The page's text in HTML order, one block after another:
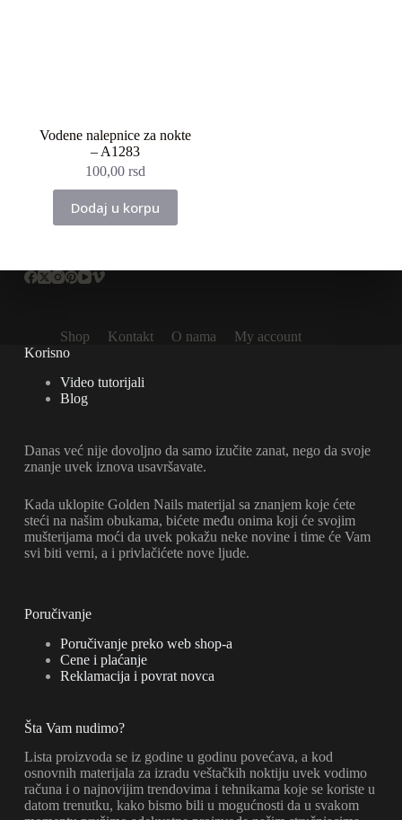
Vodene nalepnice za nokte
– A1283
100,00rsd
Dodaj u korpu
Shop Kontakt O nama
My account
Korisno
Video tutorijali
Blog
Danas već nije dovoljno da samo izučite zanat, nego da svoje
znanje uvek iznova usavršavate.
Kada uklopite Golden Nails materijal sa znanjem koje ćete
steći na našim obukama, bićete među onima koji će svojim
mušterijama moći da uvek pokažu neke novine i time će Vam
svi biti verni, a i privlačićete nove ljude.
Poručivanje
Poručivanje preko web shop-a
Cene i plaćanje
Reklamacija i povrat novca
Šta Vam nudimo?
Lista proizvoda se iz godine u godinu povećava, a kod
osnovnih materijala za izradu veštačkih noktiju uvek vodimo
računa i o najnovijim trendovima i tehnikama koje se koriste u
datom trenutku, kako bismo bili u mogućnosti da u svakom